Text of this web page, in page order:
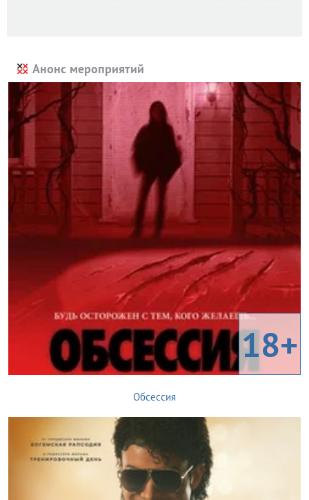
Анонс мероприятий
18+
Обсессия